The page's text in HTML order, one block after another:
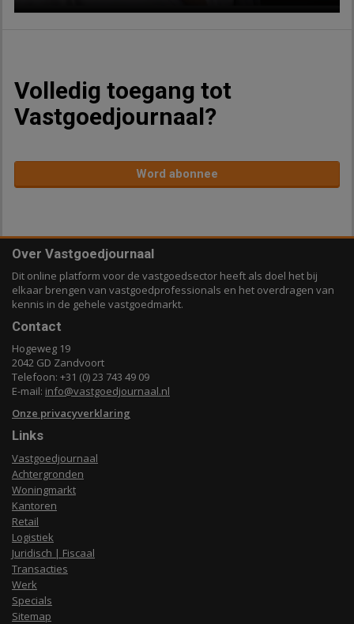
Volledig toegang tot
Vastgoedjournaal?
Word abonnee
Over Vastgoedjournaal
Dit online platform voor de vastgoedsector heeft als doel het bij
elkaar brengen van vastgoedprofessionals en het overdragen van
kennis in de gehele vastgoedmarkt.
Contact
Hogeweg 19
2042 GD Zandvoort
Telefoon: +31 (0) 23 743 49 09
E-mail: info@vastgoedjournaal.nl
Onze privacyverklaring
Links
Vastgoedjournaal
Achtergronden
Woningmarkt
Kantoren
Retail
Logistiek
Juridisch | Fiscaal
Transacties
Werk
Specials
Sitemap